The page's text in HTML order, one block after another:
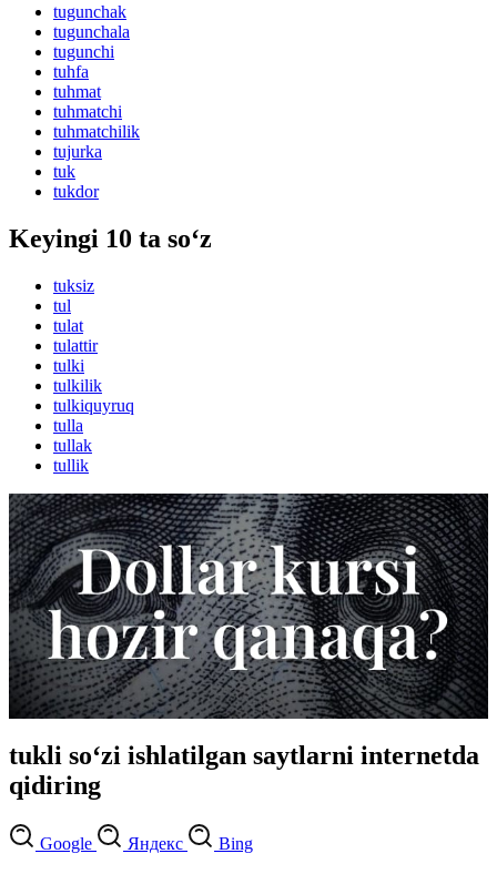
tugunchak
tugunchala
tugunchi
tuhfa
tuhmat
tuhmatchi
tuhmatchilik
tujurka
tuk
tukdor
Keyingi 10 ta so‘z
tuksiz
tul
tulat
tulattir
tulki
tulkilik
tulkiquyruq
tulla
tullak
tullik
tukli so‘zi ishlatilgan saytlarni internetda
qidiring
Google Яндекс Bing